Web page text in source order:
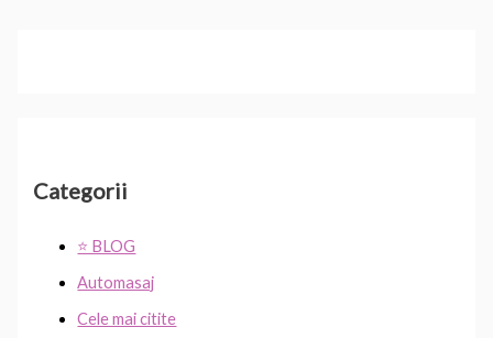
Categorii
⭐ BLOG
Automasaj
Cele mai citite